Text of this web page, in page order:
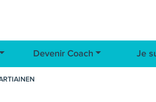
Devenir Coach Je